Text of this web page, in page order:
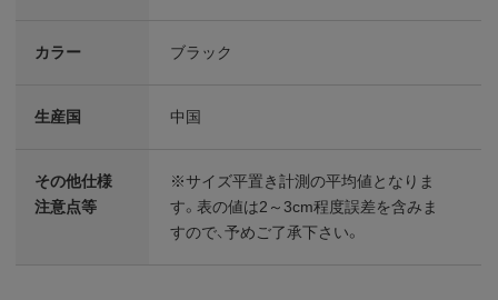
カラー ブラック
生産国 中国
その他仕様
注意点等
※サイズ平置き計測の平均値となりま
す。表の値は2～3cm程度誤差を含みま
すので、予めご了承下さい。